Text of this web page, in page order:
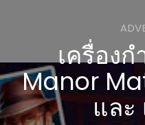
เครื่อง
Manor
และ